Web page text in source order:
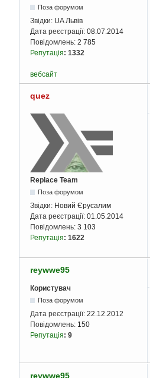
Поза форумом
Звідки: UA Львів
Дата реєстрації: 08.07.2014
Повідомлень: 2 785
Репутація: 1332
вебсайт
quez
Replace Team
Поза форумом
Звідки: Новий Єрусалим
Дата реєстрації: 01.05.2014
Повідомлень: 3 103
Репутація: 1622
reywwe95
Користувач
Поза форумом
Дата реєстрації: 22.12.2012
Повідомлень: 150
Репутація: 9
reywwe95